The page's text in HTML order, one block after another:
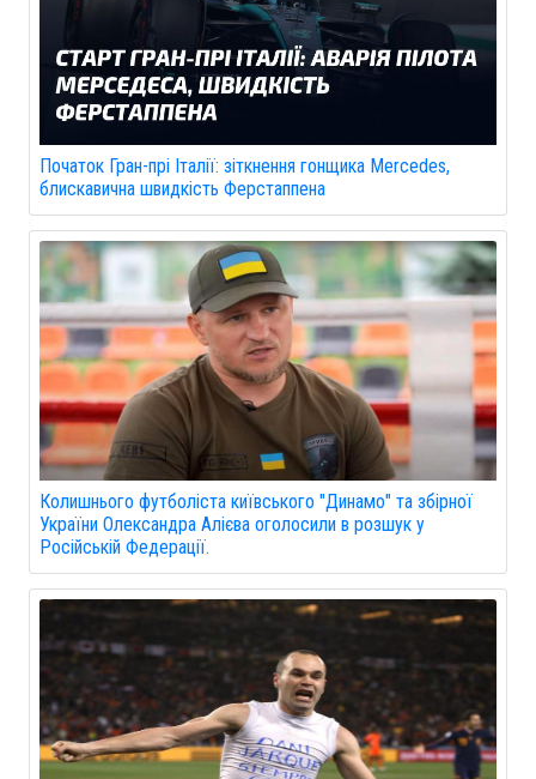
Початок Гран-прі Італії: зіткнення гонщика Mercedes,
блискавична швидкість Ферстаппена
Колишнього футболіста київського "Динамо" та збірної
України Олександра Алієва оголосили в розшук у
Російській Федерації.